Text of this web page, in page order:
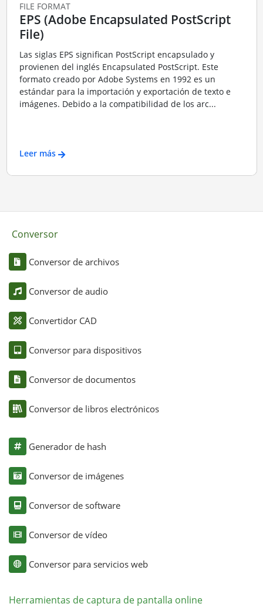
FILE FORMAT
EPS (Adobe Encapsulated PostScript
File)
Las siglas EPS significan PostScript encapsulado y
provienen del inglés Encapsulated PostScript. Este
formato creado por Adobe Systems en 1992 es un
estándar para la importación y exportación de texto e
imágenes. Debido a la compatibilidad de los arc...
Leer más
Conversor
Conversor de archivos
Conversor de audio
Convertidor CAD
Conversor para dispositivos
Conversor de documentos
Conversor de libros electrónicos
Generador de hash
Conversor de imágenes
Conversor de software
Conversor de vídeo
Conversor para servicios web
Herramientas de captura de pantalla online